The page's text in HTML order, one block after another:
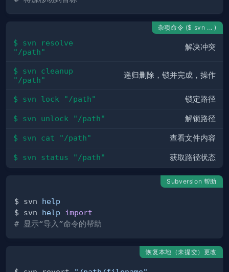
杂项命令 ($ svn ... )
$ svn resolve
"/path"
解决冲突
$ svn cleanup
"/path"
递归删除，锁并完成，操作
$ svn lock "/path" 锁定路径
$ svn unlock "/path" 解锁路径
$ svn cat "/path" 查看文件内容
$ svn status "/path" 获取路径状态
Subversion 帮助
$ svn help
$ svn help
import
# 显示“导入”命令的帮助
恢复本地（未提交）更改